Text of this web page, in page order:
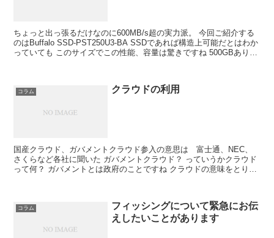
ちょっと出っ張るだけなのに600MB/s超の実力派。 今回ご紹介する
のはBuffalo SSD-PST250U3-BA SSDであれば構造上可能だとはわか
っていても このサイズでこの性能、容量は驚きですね 500GBありま
コラム クラウドの利用
国産クラウド、ガバメントクラウド参入の意思は 富士通、NEC、
さくらなど各社に聞いた ガバメントクラウド？ っていうかクラウド
って何？ ガバメントとは政府のことですね クラウドの意味をとりあ
コラム
フィッシングについて緊急にお伝
えしたいことがあります